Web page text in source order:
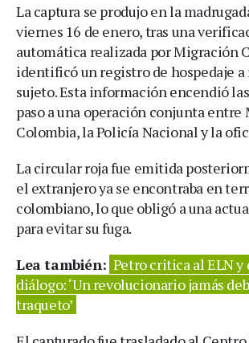
La captura se produjo en la
viernes 16 de enero, tras una
automática realizada por Migración
identificó un registro de hospedaje a
sujeto. Esta información encendió
paso a una operación conjunta
Colombia, la Policía Nacional y la
La circular roja fue emitida
el extranjero ya se encontraba en
colombiano, lo que obligó a una
para evitar su fuga.
Lea también: Petro critica al ELN y
diálogo: ‘Un revolucionario jamás
traqueto’